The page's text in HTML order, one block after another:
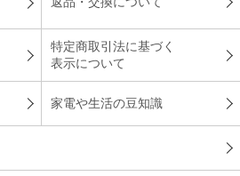
特定商取引法に基づく
表示について
家電や生活の豆知識